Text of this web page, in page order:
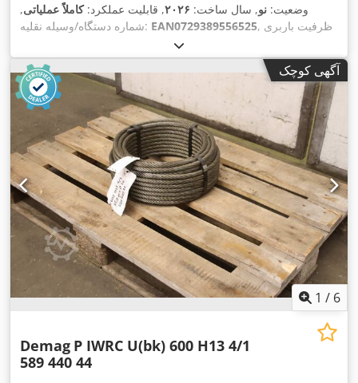
وضعیت: نو, سال ساخت: ۲۰۲۶, قابلیت عملکرد:کاملاً عملیاتی,
شماره دستگاه/وسیله نقلیه: EAN0729389556525, ظرفیت باربری
ارتفاع کل:۵٬۰۰۰ میلی‌متر , فاصله بین ستون‌ها:۳٬۳۰۰ میلی‌متر
,
ارتفاع قفسه:۵٬۰۰۰ میلی‌متر , تعداد ردیف‌های قفسه:۶, دهانه صاف:
۳٬۳۰۰ میلی‌متر
۵٬۰۰۰ میلی‌متر , عرض قاب:۱٬۱۰۰
میلی‌متر, بار برای هر جفت خرپا (حداکثر):۳٬۲۵۰ کیلوگرم
, طول
قفسه:۸۲٬۲۰۰ میلی‌متر , طول تکیه‌گاه:۳٬۳۰۰ میلی‌متر
آگهی کوچک
1 / 6
Demag P IWRC U(bk) 600 H13 4/1
589 440 44